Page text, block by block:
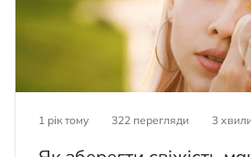
1 рік тому 322 перегляди 3